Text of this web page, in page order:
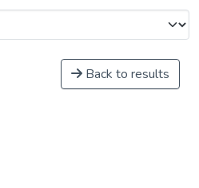
Back to results